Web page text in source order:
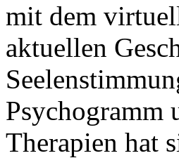
mit dem
aktuellen
Psychogramm
Therapien hat